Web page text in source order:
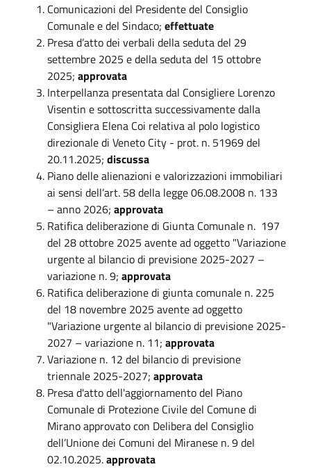
Comunicazioni del Presidente del Consiglio
Comunale e del Sindaco; effettuate
Presa d’atto dei verbali della seduta del 29
settembre 2025 e della seduta del 15 ottobre
2025; approvata
Interpellanza presentata dal Consigliere Lorenzo
Visentin e sottoscritta successivamente dalla
Consigliera Elena Coi relativa al polo logistico
direzionale di Veneto City - prot. n. 51969 del
20.11.2025; discussa
Piano delle alienazioni e valorizzazioni immobiliari
ai sensi dell’art. 58 della legge 06.08.2008 n. 133
– anno 2026; approvata
Ratifica deliberazione di Giunta Comunale n. 197
del 28 ottobre 2025 avente ad oggetto "Variazione
urgente al bilancio di previsione 2025-2027 –
variazione n. 9; approvata
Ratifica deliberazione di giunta comunale n. 225
del 18 novembre 2025 avente ad oggetto
"Variazione urgente al bilancio di previsione 2025-
2027 – variazione n. 11; approvata
Variazione n. 12 del bilancio di previsione
triennale 2025-2027; approvata
Presa d'atto dell'aggiornamento del Piano
Comunale di Protezione Civile del Comune di
Mirano approvato con Delibera del Consiglio
dell’Unione dei Comuni del Miranese n. 9 del
02.10.2025.approvata